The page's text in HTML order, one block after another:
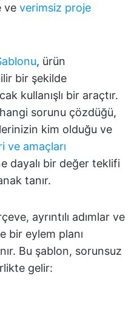
ve verimsiz proje
, ürün
bir şekilde
kullanışlı bir araçtır.
sorunu çözdüğü,
kim olduğu ve
ve amaçları
dayalı bir değer teklifi
tanır.
ayrıntılı adımlar ve
bir eylem planı
Bu şablon, sorunsuz
gelir: